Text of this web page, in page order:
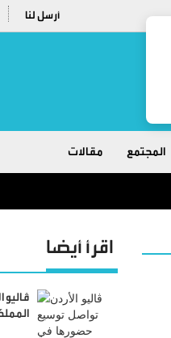
أرسل لنا
المجتمع مقالات
اقرأ أيضا